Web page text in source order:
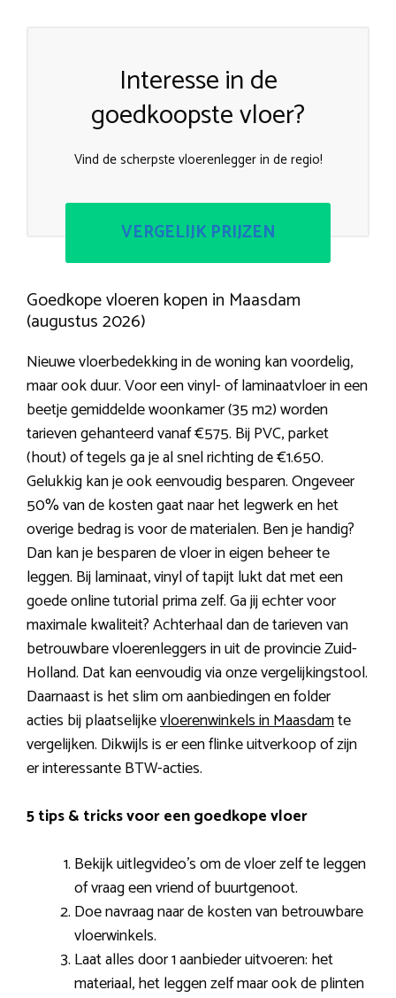
Interesse in de
goedkoopste vloer?
Vind de scherpste vloerenlegger in de regio!
VERGELIJK PRIJZEN
Goedkope vloeren kopen in Maasdam
(augustus 2026)
Nieuwe vloerbedekking in de woning kan voordelig,
maar ook duur. Voor een vinyl- of laminaatvloer in een
beetje gemiddelde woonkamer (35 m2) worden
tarieven gehanteerd vanaf €575. Bij PVC, parket
(hout) of tegels ga je al snel richting de €1.650.
Gelukkig kan je ook eenvoudig besparen. Ongeveer
50% van de kosten gaat naar het legwerk en het
overige bedrag is voor de materialen. Ben je handig?
Dan kan je besparen de vloer in eigen beheer te
leggen. Bij laminaat, vinyl of tapijt lukt dat met een
goede online tutorial prima zelf. Ga jij echter voor
maximale kwaliteit? Achterhaal dan de tarieven van
betrouwbare vloerenleggers in uit de provincie Zuid-
Holland. Dat kan eenvoudig via onze vergelijkingstool.
Daarnaast is het slim om aanbiedingen en folder
acties bij plaatselijkevloerenwinkels in Maasdamte
vergelijken. Dikwijls is er een flinke uitverkoop of zijn
er interessante BTW-acties.
5 tips & tricks voor een goedkope vloer
Bekijk uitlegvideo’s om de vloer zelf te leggen
of vraag een vriend of buurtgenoot.
Doe navraag naar de kosten van betrouwbare
vloerwinkels.
Laat alles door 1 aanbieder uitvoeren: het
materiaal, het leggen zelf maar ook de plinten